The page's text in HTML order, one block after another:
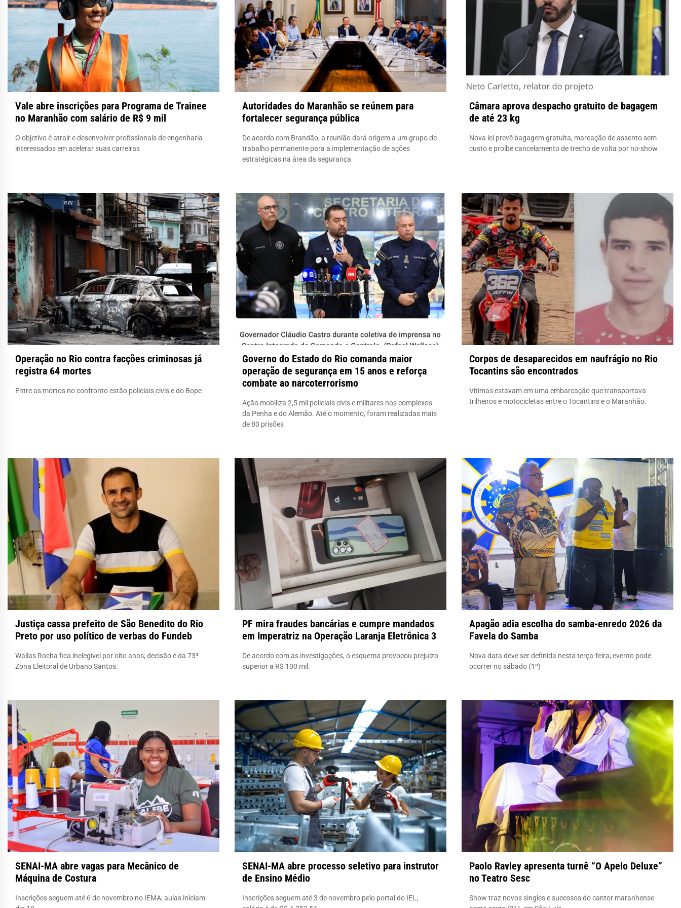
Vale abre inscrições para Programa de Trainee
no Maranhão com salário de R$ 9 mil
O objetivo é atrair e desenvolver profissionais de engenharia
interessados em acelerar suas carreiras
Autoridades do Maranhão se reúnem para
fortalecer segurança pública
De acordo com Brandão, a reunião dará origem a um grupo de
trabalho permanente para a implementação de ações
estratégicas na área da segurança
Câmara aprova despacho gratuito de bagagem
de até 23 kg
Nova lei prevê bagagem gratuita, marcação de assento sem
custo e proíbe cancelamento de trecho de volta por no-show
Operação no Rio contra facções criminosas já
registra 64 mortes
Entre os mortos no confronto estão policiais civis e do Bope
Governo do Estado do Rio comanda maior
operação de segurança em 15 anos e reforça
combate ao narcoterrorismo
Ação mobiliza 2,5 mil policiais civis e militares nos complexos
da Penha e do Alemão. Até o momento, foram realizadas mais
de 80 prisões
Corpos de desaparecidos em naufrágio no Rio
Tocantins são encontrados
Vítimas estavam em uma embarcação que transportava
trilheiros e motocicletas entre o Tocantins e o Maranhão.
Justiça cassa prefeito de São Benedito do Rio
Preto por uso político de verbas do Fundeb
Wallas Rocha fica inelegível por oito anos; decisão é da 73ª
Zona Eleitoral de Urbano Santos.
PF mira fraudes bancárias e cumpre mandados
em Imperatriz na Operação Laranja Eletrônica 3
De acordo com as investigações, o esquema provocou prejuízo
superior a R$ 100 mil.
Apagão adia escolha do samba-enredo 2026 da
Favela do Samba
Nova data deve ser definida nesta terça-feira; evento pode
ocorrer no sábado (1º)
SENAI-MA abre vagas para Mecânico de
Máquina de Costura
Inscrições seguem até 6 de novembro no IEMA; aulas iniciam
SENAI-MA abre processo seletivo para instrutor
de Ensino Médio
Inscrições seguem até 3 de novembro pelo portal do IEL;
Paolo Ravley apresenta turnê “O Apelo Deluxe”
no Teatro Sesc
Show traz novos singles e sucessos do cantor maranhense